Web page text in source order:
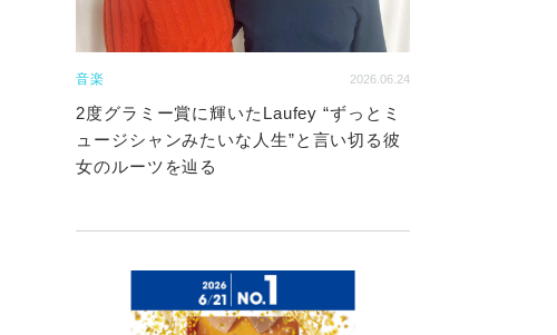
音楽 2026.06.24
2度グラミー賞に輝いたLaufey “ずっとミ
ュージシャンみたいな人生”と言い切る彼
女のルーツを辿る